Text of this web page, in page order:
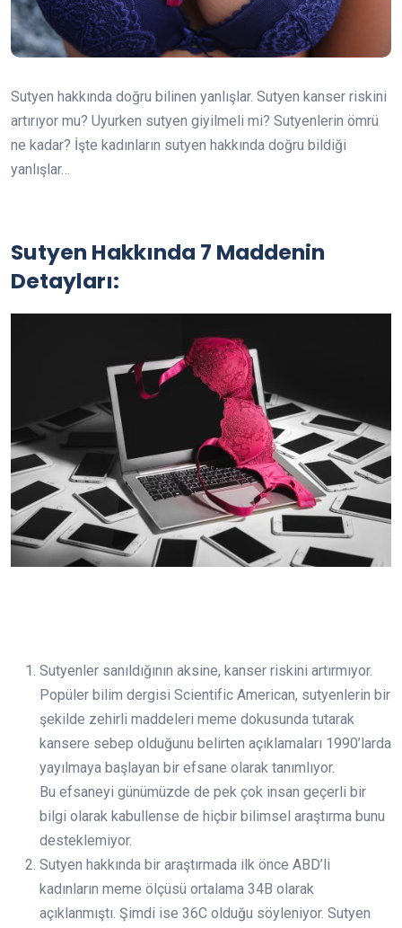
Sutyen hakkında doğru bilinen yanlışlar. Sutyen kanser riskini
artırıyor mu? Uyurken sutyen giyilmeli mi? Sutyenlerin ömrü
ne kadar? İşte kadınların sutyen hakkında doğru bildiği
yanlışlar…
Sutyen Hakkında 7 Maddenin
Detayları:
Sutyenler sanıldığının aksine, kanser riskini artırmıyor.
Popüler bilim dergisi Scientific American, sutyenlerin bir
şekilde zehirli maddeleri meme dokusunda tutarak
kansere sebep olduğunu belirten açıklamaları 1990’larda
yayılmaya başlayan bir efsane olarak tanımlıyor.
Bu efsaneyi günümüzde de pek çok insan geçerli bir
bilgi olarak kabullense de hiçbir bilimsel araştırma bunu
desteklemiyor.
Sutyen hakkında bir araştırmada ilk önce ABD’li
kadınların meme ölçüsü ortalama 34B olarak
açıklanmıştı. Şimdi ise 36C olduğu söyleniyor. Sutyen